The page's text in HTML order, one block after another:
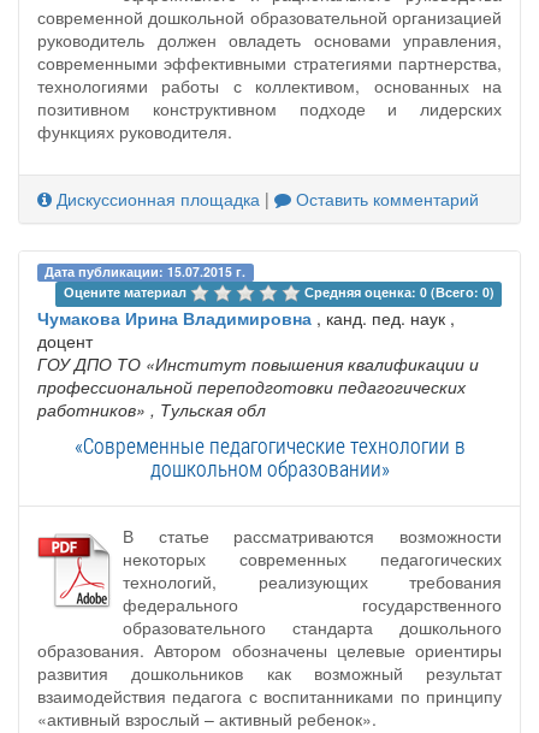
современной дошкольной образовательной организацией
руководитель должен овладеть основами управления,
современными эффективными стратегиями партнерства,
технологиями работы с коллективом, основанных на
позитивном конструктивном подходе и лидерских
функциях руководителя.
Дискуссионная площадка | Оставить комментарий
Дата публикации: 15.07.2015 г.
Оцените материал
Средняя оценка: 0 (Всего: 0)
Чумакова Ирина Владимировна , канд. пед. наук ,
доцент
ГОУ ДПО ТО «Институт повышения квалификации и
профессиональной переподготовки педагогических
работников» , Тульская обл
«Современные педагогические технологии в
дошкольном образовании»
В статье рассматриваются возможности
некоторых современных педагогических
технологий, реализующих требования
федерального государственного
образовательного стандарта дошкольного
образования. Автором обозначены целевые ориентиры
развития дошкольников как возможный результат
взаимодействия педагога с воспитанниками по принципу
«активный взрослый – активный ребенок».